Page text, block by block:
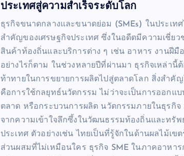
ประเทศสู่ความสำเร็จระดับโลก
ธุรกิจขนาดกลางและขนาดย่อม (SMEs) ในประเท
สำคัญของเศรษฐกิจประเทศ ซึ่งในอดีตมีความเชี่ย
สินค้าท้องถิ่นและบริการต่าง ๆ เช่น อาหาร งานฝี
อย่างไรก็ตาม ในช่วงหลายปีที่ผ่านมา ธุรกิจเหล่านี้
ท้าทายในการขยายการผลิตไปสู่ตลาดโลก สิ่งสำคั
คือการใช้กลยุทธ์นวัตกรรม ไม่ว่าจะเป็นการออกแ
ตลาด หรือกระบวนการผลิต นวัตกรรมภายในธุรกิจ
จากความเข้าใจลึกซึ้งในวัฒนธรรมท้องถิ่นและทรัพ
ประเทศ ตัวอย่างเช่น ไทยเป็นที่รู้จักในด้านผลไม้เข
ส่วนผสมที่ไม่เหมือนใคร ธุรกิจ SME ในภาคอาหาร